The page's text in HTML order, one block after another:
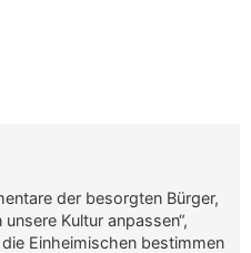
der besorgten Bürger,
Kultur anpassen“,
die Einheimischen bestimmen